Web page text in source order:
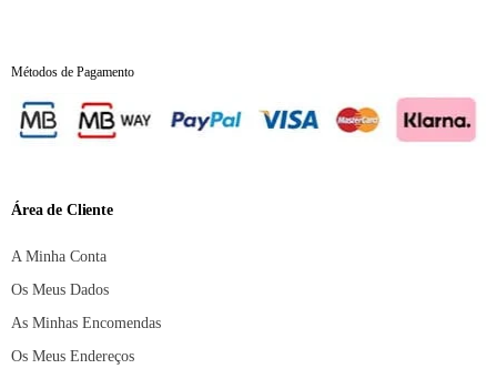
Métodos de Pagamento
Área de Cliente
A Minha Conta
Os Meus Dados
As Minhas Encomendas
Os Meus Endereços